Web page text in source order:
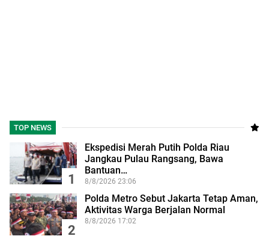
TOP NEWS
1
Ekspedisi Merah Putih Polda Riau
Jangkau Pulau Rangsang, Bawa
Bantuan…
8/8/2026 23:06
2
Polda Metro Sebut Jakarta Tetap Aman,
Aktivitas Warga Berjalan Normal
8/8/2026 17:02